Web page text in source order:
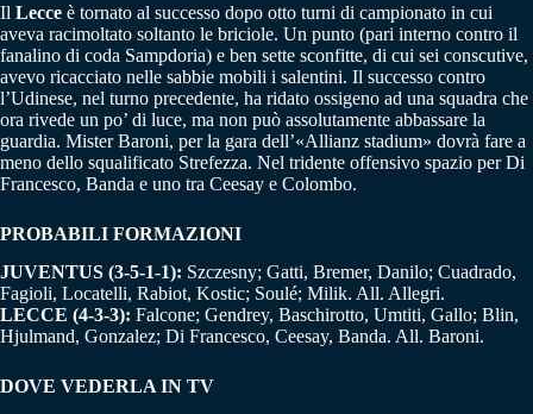
Il Lecce è tornato al successo dopo otto turni di campionato in cui
aveva racimoltato soltanto le briciole. Un punto (pari interno contro il
fanalino di coda Sampdoria) e ben sette sconfitte, di cui sei conscutive,
avevo ricacciato nelle sabbie mobili i salentini. Il successo contro
l’Udinese, nel turno precedente, ha ridato ossigeno ad una squadra che
ora rivede un po’ di luce, ma non può assolutamente abbassare la
guardia. Mister Baroni, per la gara dell’«Allianz stadium» dovrà fare a
meno dello squalificato Strefezza. Nel tridente offensivo spazio per Di
Francesco, Banda e uno tra Ceesay e Colombo.
PROBABILI FORMAZIONI
JUVENTUS (3-5-1-1): Szczesny; Gatti, Bremer, Danilo; Cuadrado,
Fagioli, Locatelli, Rabiot, Kostic; Soulé; Milik. All. Allegri.
LECCE (4-3-3): Falcone; Gendrey, Baschirotto, Umtiti, Gallo; Blin,
Hjulmand, Gonzalez; Di Francesco, Ceesay, Banda. All. Baroni.
DOVE VEDERLA IN TV